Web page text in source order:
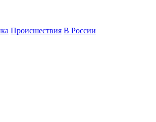
Происшествия В России